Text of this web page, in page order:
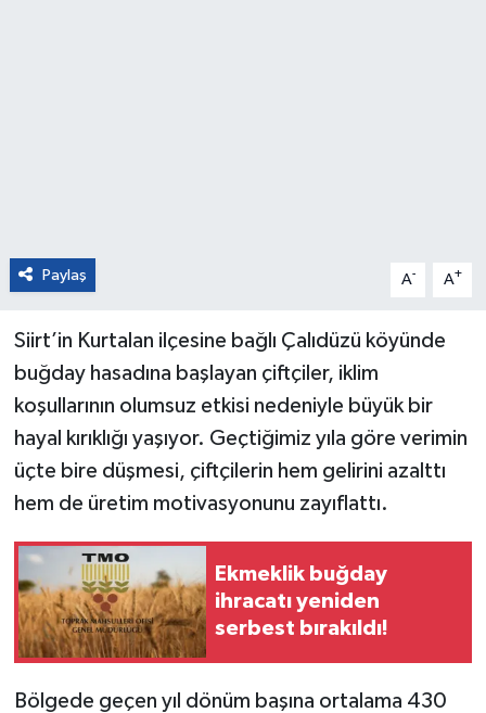
Paylaş A- A+
Siirt’in Kurtalan ilçesine bağlı Çalıdüzü köyünde
buğday hasadına başlayan çiftçiler, iklim
koşullarının olumsuz etkisi nedeniyle büyük bir
hayal kırıklığı yaşıyor. Geçtiğimiz yıla göre verimin
üçte bire düşmesi, çiftçilerin hem gelirini azalttı
hem de üretim motivasyonunu zayıflattı.
Ekmeklik buğday
ihracatı yeniden
serbest bırakıldı!
Bölgede geçen yıl dönüm başına ortalama 430